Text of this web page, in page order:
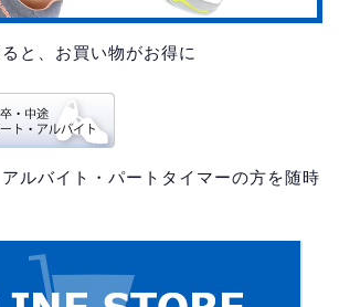
と、お買い物がお得に
ルバイト・パートタイマーの方を随時